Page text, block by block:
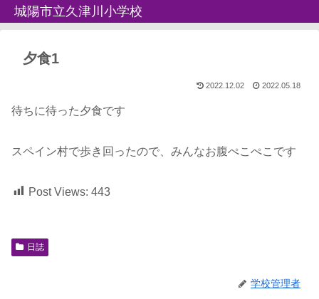
城陽市立久津川小学校
夕食1
2022.12.02 2022.05.18
待ちに待った夕食です
スペイン村で歩き回ったので、みんなお腹ぺこぺこです
Post Views: 443
日誌
学校管理者